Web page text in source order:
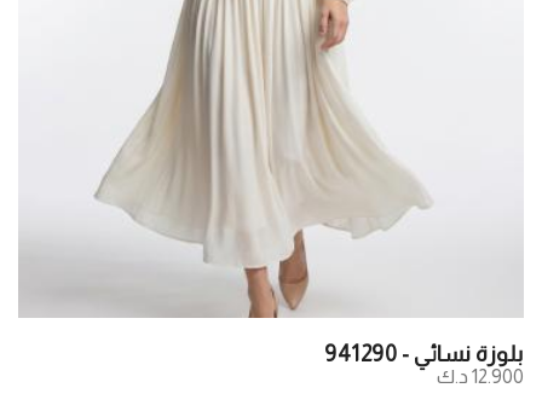
بلوزة نسائي - 941290
12.900 د.ك